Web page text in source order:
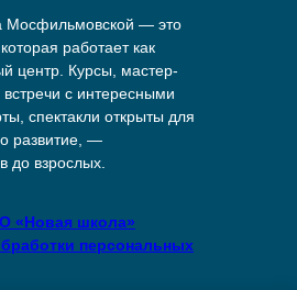
Мосфильмовской — это
работает как
центр. Курсы, мастер-
с интересными
спектакли открыты для
развитие, —
до взрослых.
«Новая школа»
персональных